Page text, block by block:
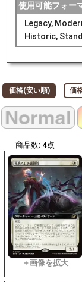
使用可能フォー
Legacy,
Historic,
価格(安い順) 価
商品数: 4点